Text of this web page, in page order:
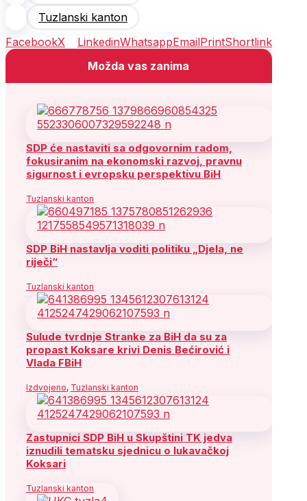
Tuzlanski kanton
FacebookX LinkedinWhatsappEmailPrintShortlink
Možda vas zanima
SDP će nastaviti sa odgovornim radom,
fokusiranim na ekonomski razvoj, pravnu
sigurnost i evropsku perspektivu BiH
Tuzlanski kanton
SDP BiH nastavlja voditi politiku „Djela, ne
riječi“
Tuzlanski kanton
Sulude tvrdnje Stranke za BiH da su za
propast Koksare krivi Denis Bećirović i
Vlada FBiH
Izdvojeno, Tuzlanski kanton
Zastupnici SDP BiH u Skupštini TK jedva
iznudili tematsku sjednicu o lukavačkoj
Koksari
Tuzlanski kanton